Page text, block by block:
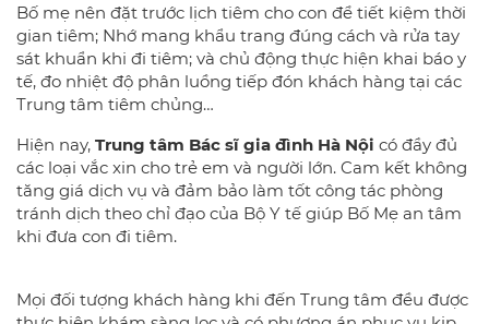
Bố mẹ nên đặt trước lịch tiêm cho con để tiết kiệm thời
gian tiêm; Nhớ mang khẩu trang đúng cách và rửa tay
sát khuẩn khi đi tiêm; và chủ động thực hiện khai báo y
tế, đo nhiệt độ phân luồng tiếp đón khách hàng tại các
Trung tâm tiêm chủng…
Hiện nay, Trung tâm Bác sĩ gia đình Hà Nội có đầy đủ
các loại vắc xin cho trẻ em và người lớn. Cam kết không
tăng giá dịch vụ và đảm bảo làm tốt công tác phòng
tránh dịch theo chỉ đạo của Bộ Y tế giúp Bố Mẹ an tâm
khi đưa con đi tiêm.
Mọi đối tượng khách hàng khi đến Trung tâm đều được